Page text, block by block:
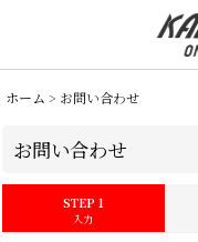
ホーム > お問い合わせ
お問い合わせ
STEP 1
入力